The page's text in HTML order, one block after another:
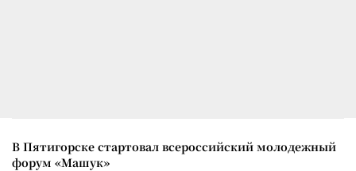
В Пятигорске стартовал всероссийский молодежный
форум «Машук»